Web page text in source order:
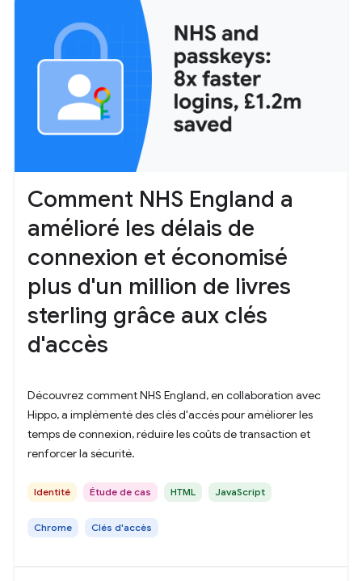
Comment NHS England a
amélioré les délais de
connexion et économisé
plus d'un million de livres
sterling grâce aux clés
d'accès
Découvrez comment NHS England, en collaboration avec
Hippo, a implémenté des clés d'accès pour améliorer les
temps de connexion, réduire les coûts de transaction et
renforcer la sécurité.
Identité Étude de cas HTML JavaScript
Chrome Clés d'accès